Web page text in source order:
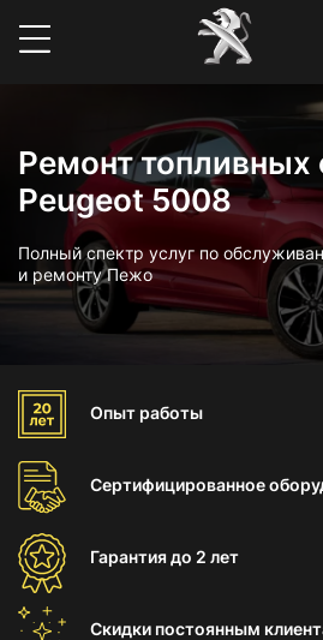
Ремонт топливных
Peugeot 5008
Полный спектр услуг по
и ремонту Пежо
Опыт работы
Сертифицированное
Гарантиядо 2 лет
Скидки постоянным